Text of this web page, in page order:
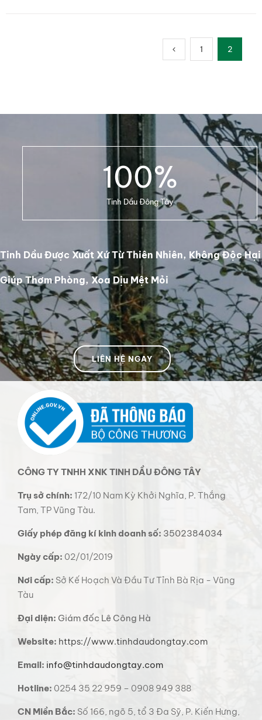
1 2
100%
Tinh Dầu Đông Tây
Tinh Dầu Được Xuất Xứ Từ Thiên Nhiên, Không Độc Hại
Giúp Thơm Phòng, Xoa Dịu Mệt Mỏi
LIÊN HỆ NGAY
CÔNG TY TNHH XNK TINH DẦU ĐÔNG TÂY
Trụ sở chính: 172/10 Nam Kỳ Khởi Nghĩa, P. Thắng
Tam, TP Vũng Tàu.
Giấy phép đăng kí kinh doanh số: 3502384034
Ngày cấp: 02/01/2019
Nơi cấp: Sở Kế Hoạch Và Đầu Tư Tỉnh Bà Rịa - Vũng
Tàu
Đại diện: Giám đốc Lê Công Hà
Website: https://www.tinhdaudongtay.com
Email: info@tinhdaudongtay.com
Hotline: 0254 35 22 959 – 0908 949 388
CN Miền Bắc: Số 166, ngõ 5, tổ 3 Đa Sỹ, P. Kiến Hưng,